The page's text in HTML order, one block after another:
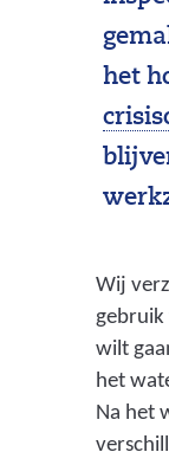
het
Wij
gebruik
wilt
het
Na het